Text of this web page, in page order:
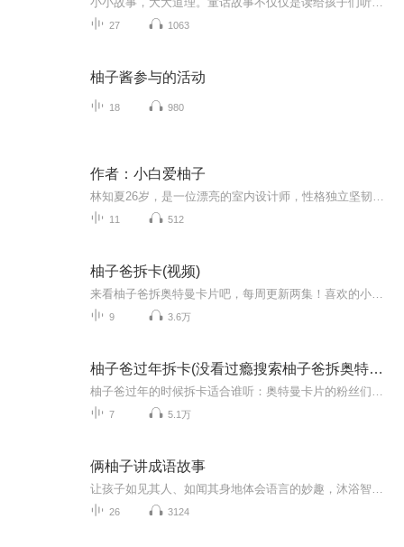
27 1063
柚子酱参与的活动
18 980
作者：小白爱柚子
11 512
柚子爸拆卡(视频)
9 3.6万
柚子爸过年拆卡(没看过瘾搜索柚子爸拆奥特曼卡片)
7 5.1万
俩柚子讲成语故事
26 3124